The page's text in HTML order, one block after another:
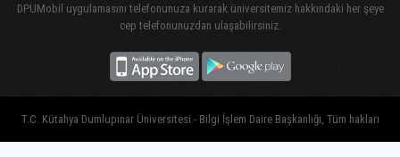
DPUMobil uygulamasını telefonunuza kurarak üniversitemiz hakkındaki her şeye
cep telefonunuzdan ulaşabilirsiniz.
T.C. Kütahya Dumlupınar Üniversitesi - Bilgi İşlem Daire Başkanlığı, Tüm hakları